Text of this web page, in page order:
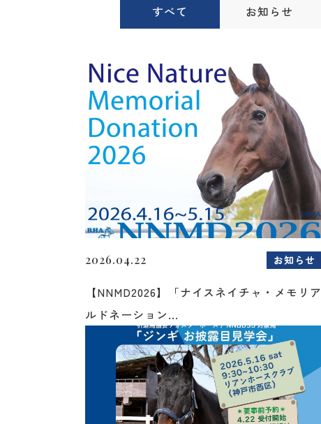
すべて お知らせ
2026.04.22 お知らせ
【NNMD2026】「ナイスネイチャ・メモリア
ルドネーション...